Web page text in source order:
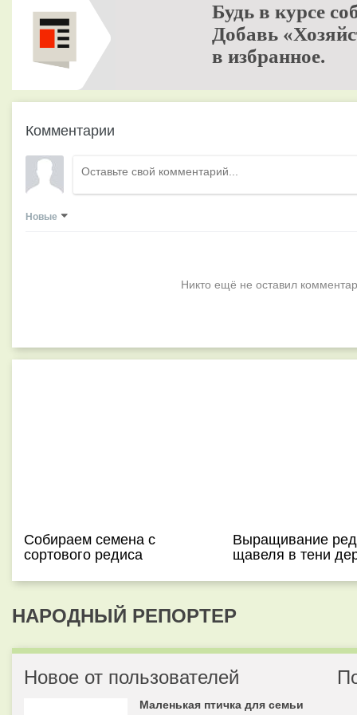
Будь в курсе
Добавь
в избранное.
Комментарии
Новые
Никто ещё не оставил
Собираем семена с
сортового редиса
Выращивание
щавеля в тени
НАРОДНЫЙ РЕПОРТЕР
Новое от пользователей
Маленькая птичка для семьи